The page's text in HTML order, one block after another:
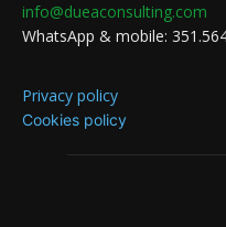
info@dueaconsulting.com
WhatsApp & mobile:
Privacy policy
Cookies policy